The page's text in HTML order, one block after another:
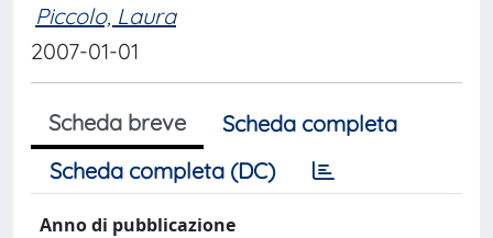
Piccolo, Laura
2007-01-01
Scheda breve
Scheda completa
Scheda completa (DC)
Anno di pubblicazione